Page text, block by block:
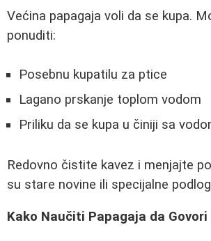
Većina papagaja voli da se kupa.
ponuditi:
Posebnu kupatilu za ptice
Lagano prskanje toplom vodom
Priliku da se kupa u činiji sa
Redovno čistite kavez i menjajte
su stare novine ili specijalne
Kako Naučiti Papagaja da Govori